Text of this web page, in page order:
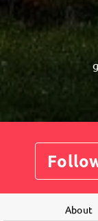
About